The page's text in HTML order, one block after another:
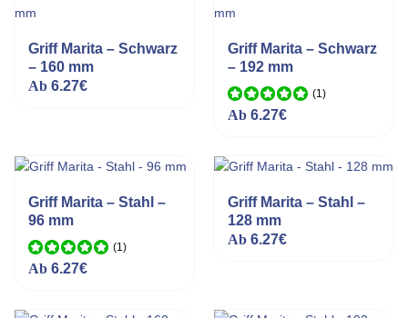
Griff Marita – Schwarz
– 160 mm
Ab 6.27€
Griff Marita – Schwarz
– 192 mm
Bewertet mit
(1 )
Ab 6.27€
Griff Marita – Stahl –
96 mm
Bewertet mit
(1 )
Ab 6.27€
Griff Marita – Stahl –
128 mm
Ab 6.27€